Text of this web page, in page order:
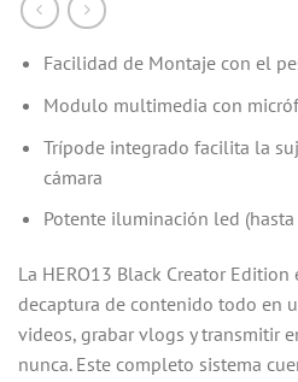
Facilidad de Montaje con el
Modulo multimedia con
Trípode integrado facilita la
cámara
Potente iluminación led
La HERO13 Black Creator
decaptura de contenido todo en
videos, grabar vlogs y transmitir
nunca. Este completo sistema